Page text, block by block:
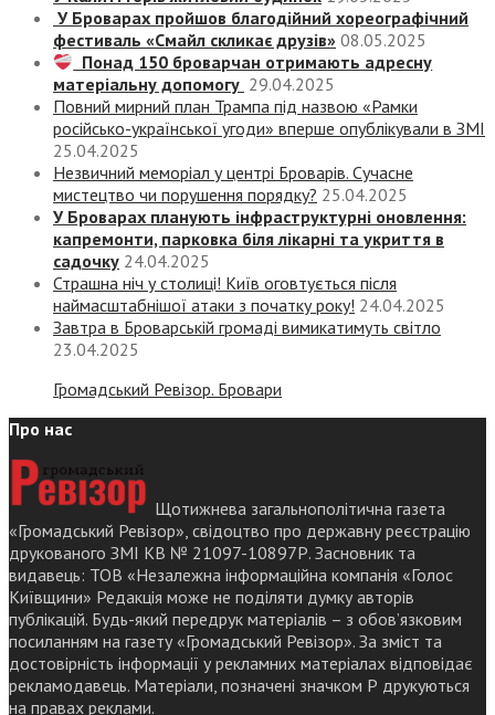
У Броварах пройшов благодійний хореографічний
фестиваль «Смайл скликає друзів» 08.05.2025
Понад 150 броварчан отримають адресну
матеріальну допомогу 29.04.2025
Повний мирний план Трампа під назвою «‎Рамки
російсько-української угоди» вперше опублікували в ЗМІ
25.04.2025
Незвичний меморіал у центрі Броварів. Сучасне
мистецтво чи порушення порядку? 25.04.2025
У Броварах планують інфраструктурні оновлення:
капремонти, парковка біля лікарні та укриття в
садочку 24.04.2025
Страшна ніч у столиці! Київ оговтується після
наймасштабнішої атаки з початку року! 24.04.2025
Завтра в Броварській громаді вимикатимуть світло
23.04.2025
Громадський Ревізор. Бровари
Про нас
Щотижнева загальнополітична газета
«Громадський Ревізор», свідоцтво про державну реєстрацію
друкованого ЗМІ КВ № 21097-10897Р. Засновник та
видавець: ТОВ «Незалежна інформаційна компанія «Голос
Київщини» Редакція може не поділяти думку авторів
публікацій. Будь-який передрук матеріалів – з обов’язковим
посиланням на газету «Громадський Ревізор». За зміст та
достовірність інформації у рекламних матеріалах відповідає
рекламодавець. Матеріали, позначені значком Р друкуються
на правах реклами.